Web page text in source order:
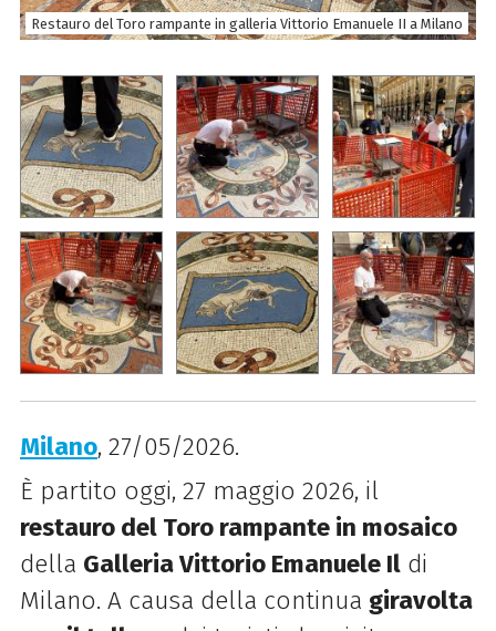
Restauro del Toro rampante in galleria Vittorio Emanuele II a Milano
Milano, 27/05/2026.
È partito oggi, 27 maggio 2026, il
restauro del Toro rampante in mosaico
della Galleria Vittorio Emanuele Ildi
Milano. A causa della continua giravolta